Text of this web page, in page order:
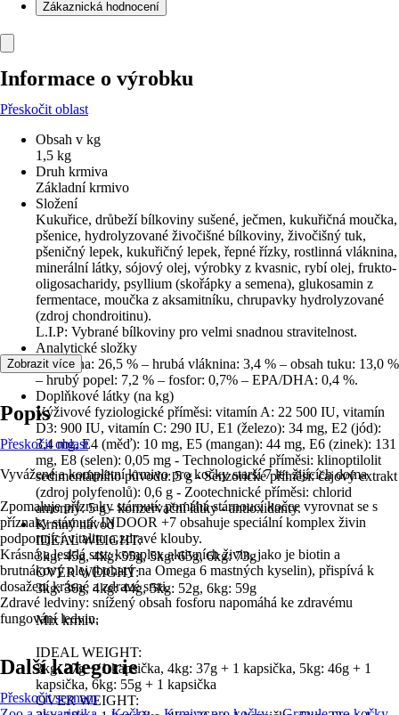
Zákaznická hodnocení
Informace o výrobku
Přeskočit oblast
Obsah v kg
1,5 kg
Druh krmiva
Základní krmivo
Složení
Kukuřice, drůbeží bílkoviny sušené, ječmen, kukuřičná moučka,
pšenice, hydrolyzované živočišné bílkoviny, živočišný tuk,
pšeničný lepek, kukuřičný lepek, řepné řízky, rostlinná vláknina,
minerální látky, sójový olej, výrobky z kvasnic, rybí olej, frukto-
oligosacharidy, psyllium (skořápky a semena), glukosamin z
fermentace, moučka z aksamitníku, chrupavky hydrolyzované
(zdroj chondroitinu).
L.I.P: Vybrané bílkoviny pro velmi snadnou stravitelnost.
Analytické složky
Bílkovina: 26,5 % – hrubá vláknina: 3,4 % – obsah tuku: 13,0 %
– hrubý popel: 7,2 % – fosfor: 0,7% – EPA/DHA: 0,4 %.
Doplňkové látky (na kg)
Výživové fyziologické příměsi: vitamín A: 22 500 IU, vitamín
D3: 900 IU, vitamín C: 290 IU, E1 (železo): 34 mg, E2 (jód):
3,4 mg, E4 (měď): 10 mg, E5 (mangan): 44 mg, E6 (zinek): 131
mg, E8 (selen): 0,05 mg - Technologické příměsi: klinoptilolit
sedimentárního původu: 5 g - Senzorické příměsi: čajový extrakt
(zdroj polyfenolů): 0,6 g - Zootechnické příměsi: chlorid
amonný: 5 g - konzervační látky - antioxidanty.
Krmný návod
IDEAL WEIGHT:
3kg: 45g, 4kg: 55g, 5kg: 65g, 6kg: 73g
OVER WEIGHT:
3kg: 36g, 4kg: 44g, 5kg: 52g, 6kg: 59g
Mix krmiv:
IDEAL WEIGHT:
3kg: 27g + 1 kapsička, 4kg: 37g + 1 kapsička, 5kg: 46g + 1
kapsička, 6kg: 55g + 1 kapsička
OVER WEIGHT:
Zobrazit více
Popis
Přeskočit oblast
Vyvážené a kompletní krmivo pro kočky starší 7 let žijících doma
Zpomaluje příznaky stárnutí: pomáhá stárnoucí kočce vyrovnat se s
příznaky stárnutí: INDOOR +7 obsahuje speciální komplex živin
podporující vitalitu a zdravé klouby.
Krásná a lesklá srst: komplex aktivních živin, jako je biotin a
brutnákový olej (bohatý na Omega 6 mastných kyselin), přispívá k
dosažení krásné a zdravé srsti.
Zdravé ledviny: snížený obsah fosforu napomáhá ke zdravému
fungování ledvin.
Další kategorie
Přeskočit seznam